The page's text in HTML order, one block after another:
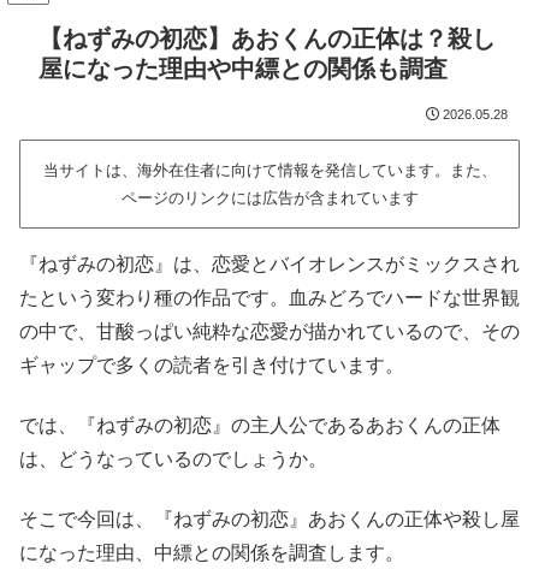
【ねずみの初恋】あおくんの正体は？殺し
屋になった理由や中縹との関係も調査
2026.05.28
当サイトは、海外在住者に向けて情報を発信しています。また、
ページのリンクには広告が含まれています
『ねずみの初恋』は、恋愛とバイオレンスがミックスされ
たという変わり種の作品です。血みどろでハードな世界観
の中で、甘酸っぱい純粋な恋愛が描かれているので、その
ギャップで多くの読者を引き付けています。
では、『ねずみの初恋』の主人公であるあおくんの正体
は、どうなっているのでしょうか。
そこで今回は、『ねずみの初恋』あおくんの正体や殺し屋
になった理由、中縹との関係を調査します。